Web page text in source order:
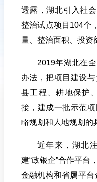
透露，湖北引入社
整治试点项目104个
量、整治面积、投资
2019年湖北在
办法，把项目建设
县工程、耕地保护
接，建成一批示范
略规划和大地规划的
近年来，湖北
建“政银企”合作平台
金融机构和省属平台